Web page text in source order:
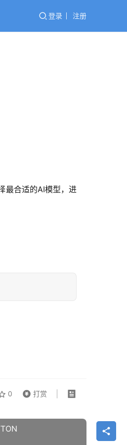
登录 注册
最合适的AI模型，进
0 打赏